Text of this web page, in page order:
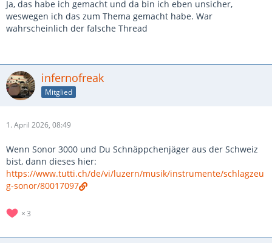
Wäre das ein Schnäppchen?
abraten. Ich würde für vergleichbar druckvolle Tom-Sounds
eher Pearl SBX/BRX oder Sonor Ascent empfehlen. Beides
Sets, die ich um Längen besser finde.
Ansonsten kannst du mal in dich gehen und dir überlegen,
warum die Frage "wäre das hier ein Schnäppchen?" im
"Thread fürganz sicher echteSchnäppchen" irgendwie fehl
am Platz ist.
Ja, das habe ich gemacht und da bin ich eben unsicher,
weswegen ich das zum Thema gemacht habe. War
wahrscheinlich der falsche Thread
infernofreak
Mitglied
1. April 2026, 08:49
Wenn Sonor 3000 und Du Schnäppchenjäger aus der Schweiz
bist, dann dieses hier:
https://www.tutti.ch/de/vi/luzern/musik/instrumente/schlagzeu
g-sonor/80017097
3